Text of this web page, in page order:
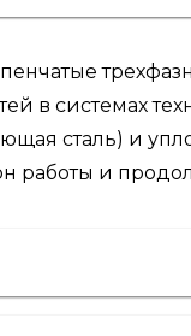
в системах
сталь) и
работы и